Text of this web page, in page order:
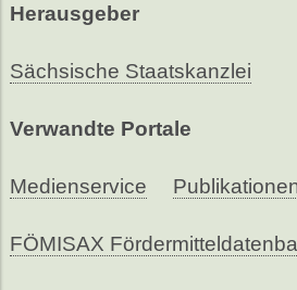
Herausgeber
Sächsische Staatskanzlei
Verwandte Portale
Medienservice
FÖMISAX